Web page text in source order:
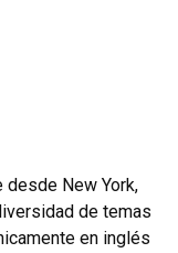
desde New York,
de temas
en inglés